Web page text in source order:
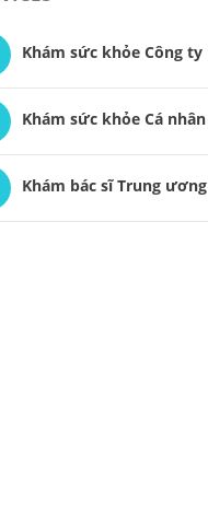
Khám sức khỏe Công ty
Khám sức khỏe Cá nhân
Khám bác sĩ Trung ương